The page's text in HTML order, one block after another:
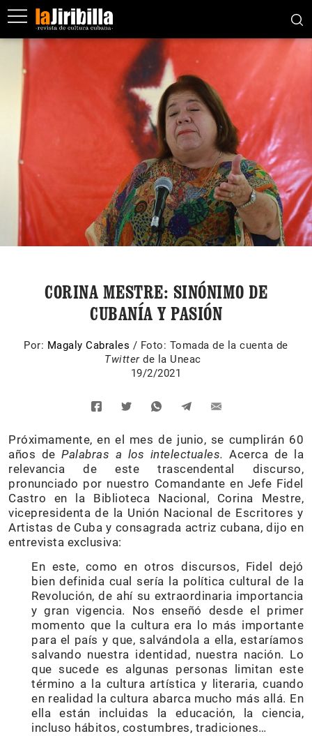
CORINA MESTRE: SINÓNIMO DE
CUBANÍA Y PASIÓN
Por: Magaly Cabrales / Foto: Tomada de la cuenta de
Twitterde la Uneac
19/2/2021
Próximamente, en el mes de junio, se cumplirán 60
años de Palabras a los intelectuales. Acerca de la
relevancia de este trascendental discurso,
pronunciado por nuestro Comandante en Jefe Fidel
Castro en la Biblioteca Nacional, Corina Mestre,
vicepresidenta de la Unión Nacional de Escritores y
Artistas de Cuba y consagrada actriz cubana, dijo en
entrevista exclusiva:
En este, como en otros discursos, Fidel dejó
bien definida cual sería la política cultural de la
Revolución, de ahí su extraordinaria importancia
y gran vigencia. Nos enseñó desde el primer
momento que la cultura era lo más importante
para el país y que, salvándola a ella, estaríamos
salvando nuestra identidad, nuestra nación. Lo
que sucede es algunas personas limitan este
término a la cultura artística y literaria, cuando
en realidad la cultura abarca mucho más allá. En
ella están incluidas la educación, la ciencia,
incluso hábitos, costumbres, tradiciones…